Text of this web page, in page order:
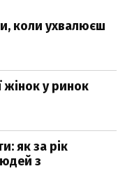
коли ухвалюєш
жінок у ринок
як за рік
з